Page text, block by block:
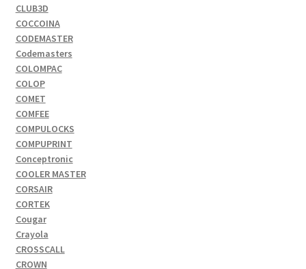
CLUB3D
COCCOINA
CODEMASTER
Codemasters
COLOMPAC
COLOP
COMET
COMFEE
COMPULOCKS
COMPUPRINT
Conceptronic
COOLER MASTER
CORSAIR
CORTEK
Cougar
Crayola
CROSSCALL
CROWN